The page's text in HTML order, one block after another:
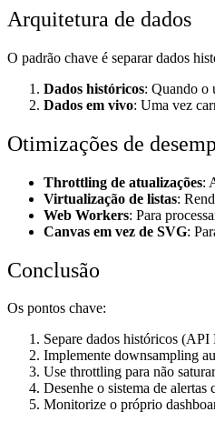
Arquitetura de dados
O padrão chave é separar dados
Dados históricos: Quando o
Dados em vivo: Uma vez
Otimizações de
Throttling de atualizações:
Virtualização de listas:
Web Workers: Para
Canvas em vez de SVG:
Conclusão
Os pontos chave:
Separe dados históricos
Implemente downsampling
Use throttling para não
Desenhe o sistema de
Monitorize o próprio